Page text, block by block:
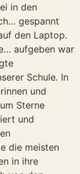
in den
gespannt
den Laptop.
aufgeben war
Schule. In
und
Sterne
und
die meisten
in ihre